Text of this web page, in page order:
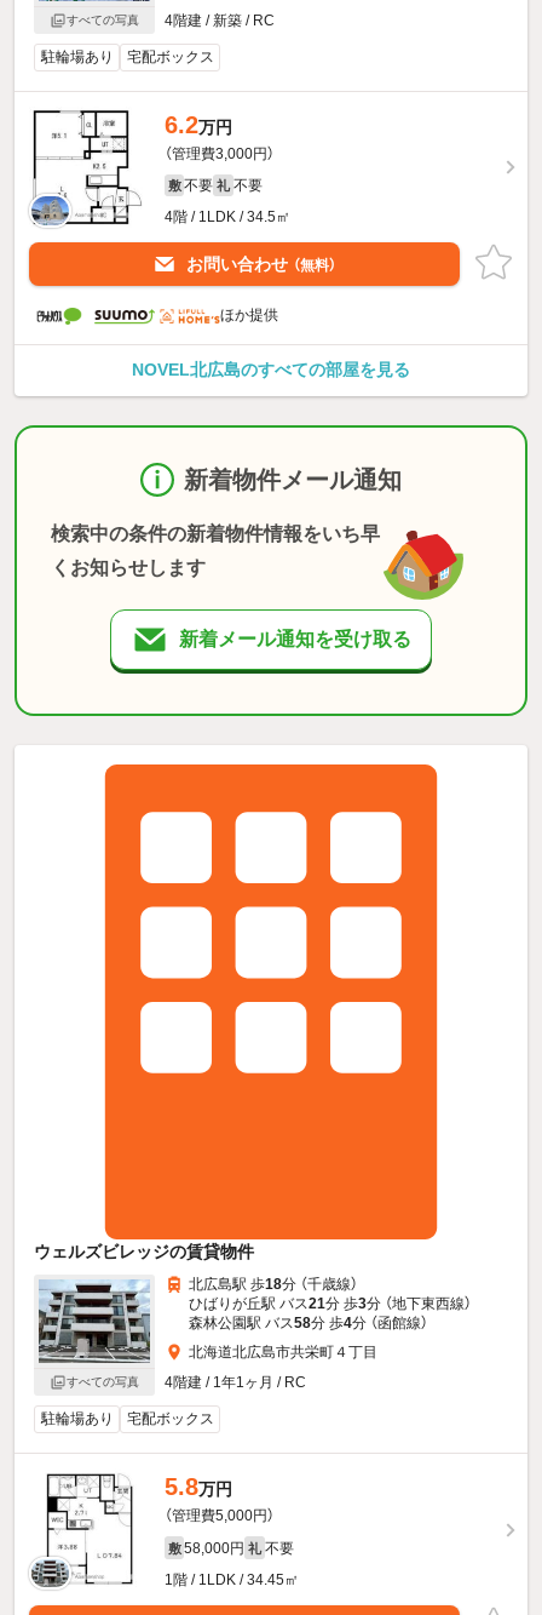
すべての写真
4階建 / 新築 / RC
駐輪場あり 宅配ボックス
6.2万円
（管理費3,000円）
敷 不要 礼 不要
4階 / 1LDK / 34.5㎡
お問い合わせ （無料）
ほか提供
NOVEL北広島のすべての部屋を見る
新着物件メール通知
検索中の条件の新着物件情報をいち早
くお知らせします
新着メール通知を受け取る
ウェルズビレッジの賃貸物件
すべての写真
北広島駅 歩18分 （千歳線）
ひばりが丘駅 バス21分 歩3分 （地下東西線）
森林公園駅 バス58分 歩4分 （函館線）
北海道北広島市共栄町４丁目
4階建 / 1年1ヶ月 / RC
駐輪場あり 宅配ボックス
5.8万円
（管理費5,000円）
敷 58,000円 礼 不要
1階 / 1LDK / 34.45㎡